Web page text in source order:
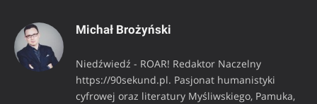
Michał Brożyński
Niedźwiedź - ROAR! Redaktor Naczelny
https://90sekund.pl. Pasjonat humanistyki
cyfrowej oraz literatury Myśliwskiego, Pamuka,